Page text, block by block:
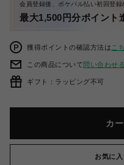
会員登録後、ポケパル払い初回登録
最大1,500円分ポイント
獲得ポイントの確認方法は こ
この商品について問い合わせる
ギフト：ラッピング不可
カ
お気に